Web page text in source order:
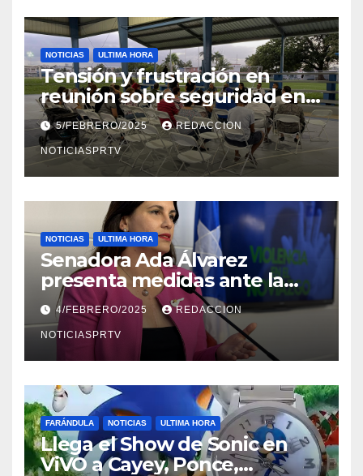
NOTICIAS ULTIMA HORA
Tensión y frustración en
reunión sobre seguridad en
Reparto Metropolitano
5/FEBRERO/2025 REDACCION
NOTICIASPRTV
NOTICIAS ULTIMA HORA
Senadora Ada Álvarez
presenta medidas ante la
violencia en el noviazgo
4/FEBRERO/2025 REDACCION
NOTICIASPRTV
FARÁNDULA NOTICIAS ULTIMA HORA
Llega el Show de Sonic en
ViVO a Cayey, Ponce,